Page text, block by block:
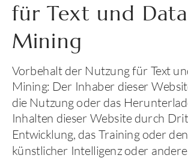
für Text und Data
Mining
Vorbehalt der Nutzung für Text
Mining: Der Inhaber dieser
die Nutzung oder das
Inhalten dieser Website durch
Entwicklung, das Training oder
künstlicher Intelligenz oder